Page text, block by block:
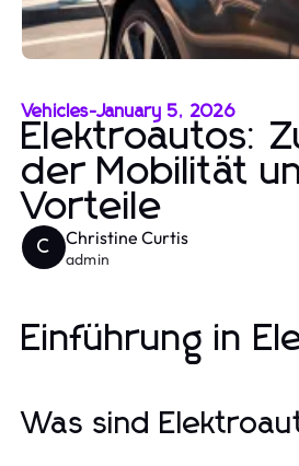
Vehicles-January 5, 2026
Elektroautos:
der Mobilität
Vorteile
C Christine Curtis
admin
Einführung in
Was sind